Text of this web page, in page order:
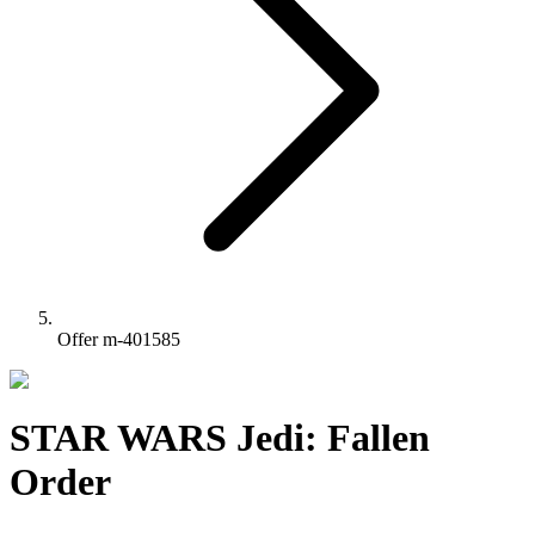
Offer m-401585
STAR WARS Jedi: Fallen
Order